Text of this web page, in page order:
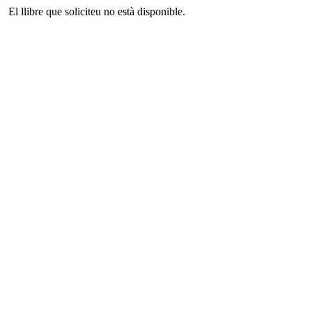
El llibre que soliciteu no està disponible.